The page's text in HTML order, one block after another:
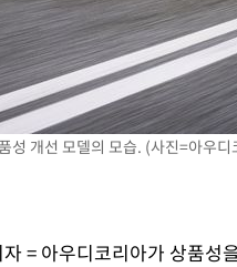
성 개선 모델의 모습. (사진=아우
= 아우디코리아가 상품성